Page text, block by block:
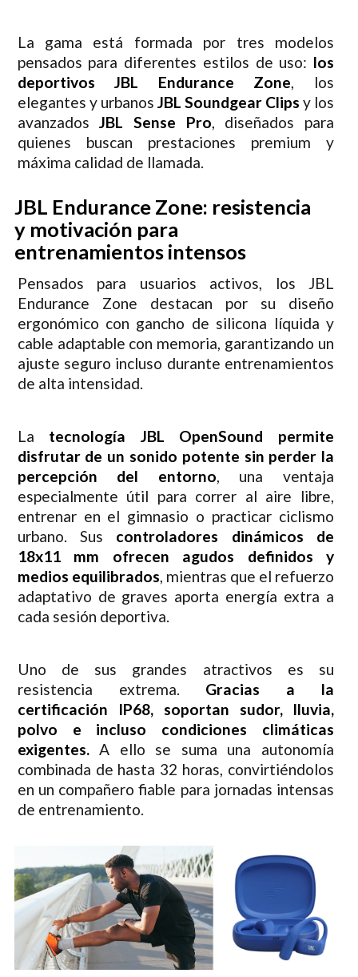
La gama está formada por tres modelos
pensados para diferentes estilos de uso: los
deportivos JBL Endurance Zone, los
elegantes y urbanos JBL Soundgear Clips y los
avanzados JBL Sense Pro, diseñados para
quienes buscan prestaciones premium y
máxima calidad de llamada.
JBL Endurance Zone: resistencia
y motivación para
entrenamientos intensos
Pensados para usuarios activos, los JBL
Endurance Zone destacan por su diseño
ergonómico con gancho de silicona líquida y
cable adaptable con memoria, garantizando un
ajuste seguro incluso durante entrenamientos
de alta intensidad.
La tecnología JBL OpenSound permite
disfrutar de un sonido potente sin perder la
percepción del entorno, una ventaja
especialmente útil para correr al aire libre,
entrenar en el gimnasio o practicar ciclismo
urbano. Sus controladores dinámicos de
18x11 mm ofrecen agudos definidos y
medios equilibrados, mientras que el refuerzo
adaptativo de graves aporta energía extra a
cada sesión deportiva.
Uno de sus grandes atractivos es su
resistencia extrema. Gracias a la
certificación IP68, soportan sudor, lluvia,
polvo e incluso condiciones climáticas
exigentes.A ello se suma una autonomía
combinada de hasta 32 horas, convirtiéndolos
en un compañero fiable para jornadas intensas
de entrenamiento.